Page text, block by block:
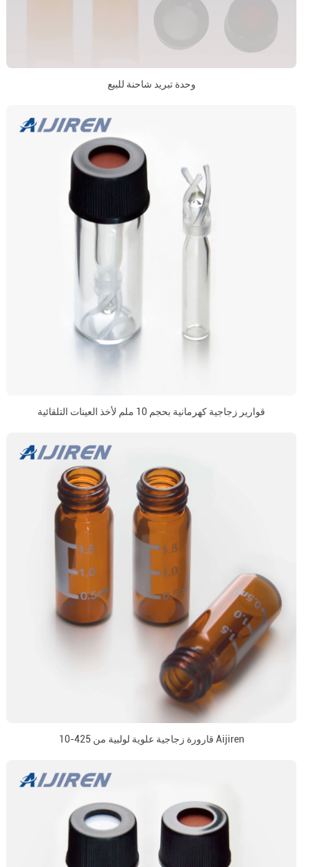
وحدة تبريد شاحنة للبيع
قوارير زجاجية كهرمانية بحجم 10 ملم لأخذ العينات التلقائية
10-425 قارورة زجاجية علوية لولبية من Aijiren